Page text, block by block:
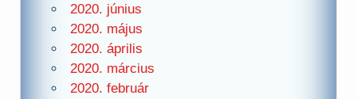
2020. június
2020. május
2020. április
2020. március
2020. február